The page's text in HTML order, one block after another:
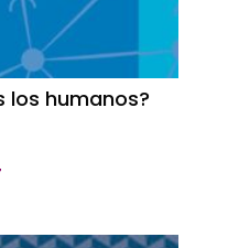
los humanos?